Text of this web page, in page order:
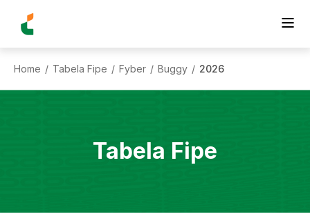
Home / Tabela Fipe / Fyber / Buggy / 2026
Tabela Fipe